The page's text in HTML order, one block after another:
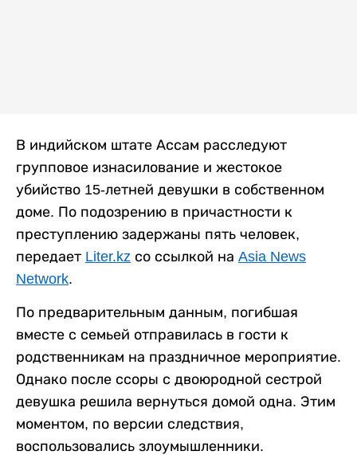
В индийском штате Ассам расследуют
групповое изнасилование и жестокое
убийство 15-летней девушки в собственном
доме. По подозрению в причастности к
преступлению задержаны пять человек,
передает Liter.kz со ссылкой на Asia News
Network.
По предварительным данным, погибшая
вместе с семьей отправилась в гости к
родственникам на праздничное мероприятие.
Однако после ссоры с двоюродной сестрой
девушка решила вернуться домой одна. Этим
моментом, по версии следствия,
воспользовались злоумышленники.